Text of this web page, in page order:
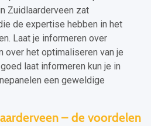
Zuidlaarderveen zat
de expertise hebben in het
Laat je informeren over
over het optimaliseren van je
laat informeren kun je in
een geweldige
– de voordelen